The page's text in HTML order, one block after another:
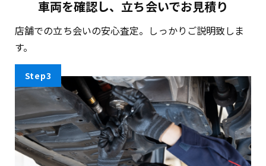
車両を確認し、 立ち会いでお見積り
店舗での立ち会いの安心査定。しっかりご説明致しま
す。
Step3